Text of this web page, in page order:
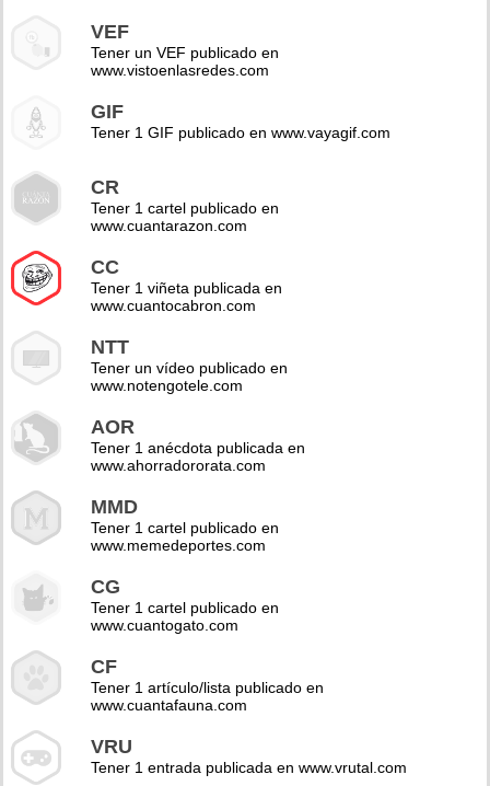
VEF
Tener un VEF publicado en
www.vistoenlasredes.com
GIF
Tener 1 GIF publicado en www.vayagif.com
CR
Tener 1 cartel publicado en
www.cuantarazon.com
CC
Tener 1 viñeta publicada en
www.cuantocabron.com
NTT
Tener un vídeo publicado en
www.notengotele.com
AOR
Tener 1 anécdota publicada en
www.ahorradororata.com
MMD
Tener 1 cartel publicado en
www.memedeportes.com
CG
Tener 1 cartel publicado en
www.cuantogato.com
CF
Tener 1 artículo/lista publicado en
www.cuantafauna.com
VRU
Tener 1 entrada publicada en www.vrutal.com